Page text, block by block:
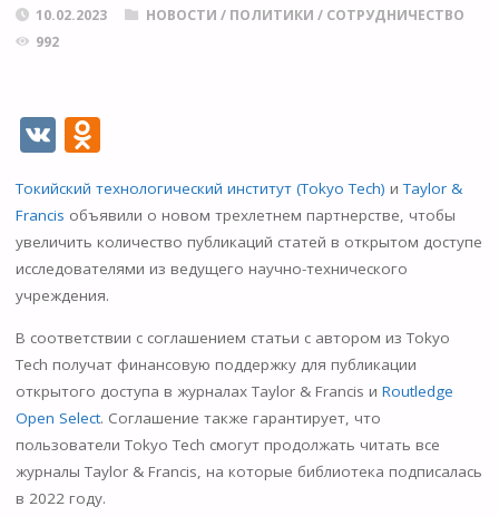
10.02.2023 НОВОСТИ / ПОЛИТИКИ / СОТРУДНИЧЕСТВО
992
V
K
O
n
o
kl
as
s
ni
ki
Токийский технологический институт (Tokyo Tech) иTaylor &
Francis объявили о новом трехлетнем партнерстве, чтобы
увеличить количество публикаций статей в открытом доступе
исследователями из ведущего научно-технического
учреждения.
В соответствии с соглашением статьи с автором из Tokyo
Tech получат финансовую поддержку для публикации
открытого доступа в журналах Taylor & Francis и Routledge
Open Select. Соглашение также гарантирует, что
пользователи Tokyo Tech смогут продолжать читать все
журналы Taylor & Francis, на которые библиотека подписалась
в 2022 году.